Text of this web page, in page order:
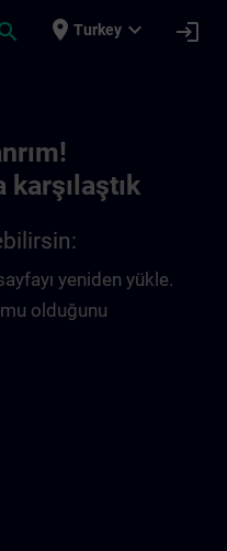
place Turkey expand_more login
karşılaştık
yeniden yükle.
olduğunu